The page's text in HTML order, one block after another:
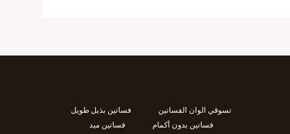
تسوقي الوان الفساتين
فساتين بذيل طويل
فساتين بدون أكمام
فساتين ميد